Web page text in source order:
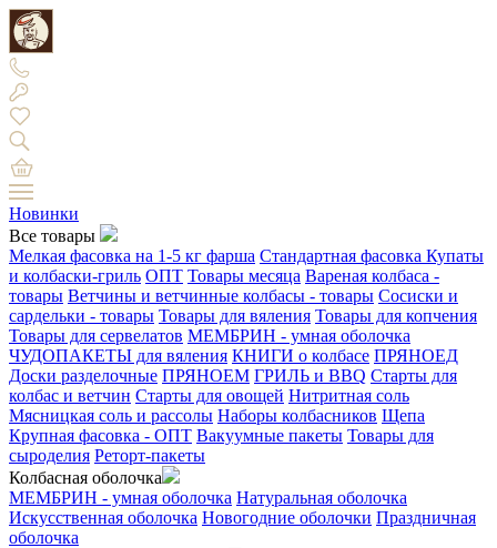
Новинки
Все товары
Мелкая фасовка на 1-5 кг фарша Стандартная фасовка Купаты
и колбаски-гриль ОПТ Товары месяца Вареная колбаса -
товары Ветчины и ветчинные колбасы - товары Сосиски и
сардельки - товары Товары для вяления Товары для копчения
Товары для сервелатов МЕМБРИН - умная оболочка
ЧУДОПАКЕТЫ для вяления КНИГИ о колбасе ПРЯНОЕД
Доски разделочные ПРЯНОЕМ ГРИЛЬ и BBQ Старты для
колбас и ветчин Старты для овощей Нитритная соль
Мясницкая соль и рассолы Наборы колбасников Щепа
Крупная фасовка - ОПТ Вакуумные пакеты Товары для
сыроделия Реторт-пакеты
Колбасная оболочка
МЕМБРИН - умная оболочка Натуральная оболочка
Искусственная оболочка Новогодние оболочки Праздничная
оболочка